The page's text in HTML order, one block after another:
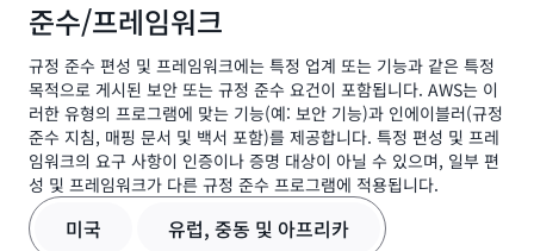
준수/프레임워크
규정 준수 편성 및 프레임워크에는 특정 업계 또는 기능과 같은 특정
목적으로 게시된 보안 또는 규정 준수 요건이 포함됩니다. AWS는 이
러한 유형의 프로그램에 맞는 기능(예: 보안 기능)과 인에이블러(규정
준수 지침, 매핑 문서 및 백서 포함)를 제공합니다. 특정 편성 및 프레
임워크의 요구 사항이 인증이나 증명 대상이 아닐 수 있으며, 일부 편
성 및 프레임워크가 다른 규정 준수 프로그램에 적용됩니다.
미국 유럽, 중동 및 아프리카